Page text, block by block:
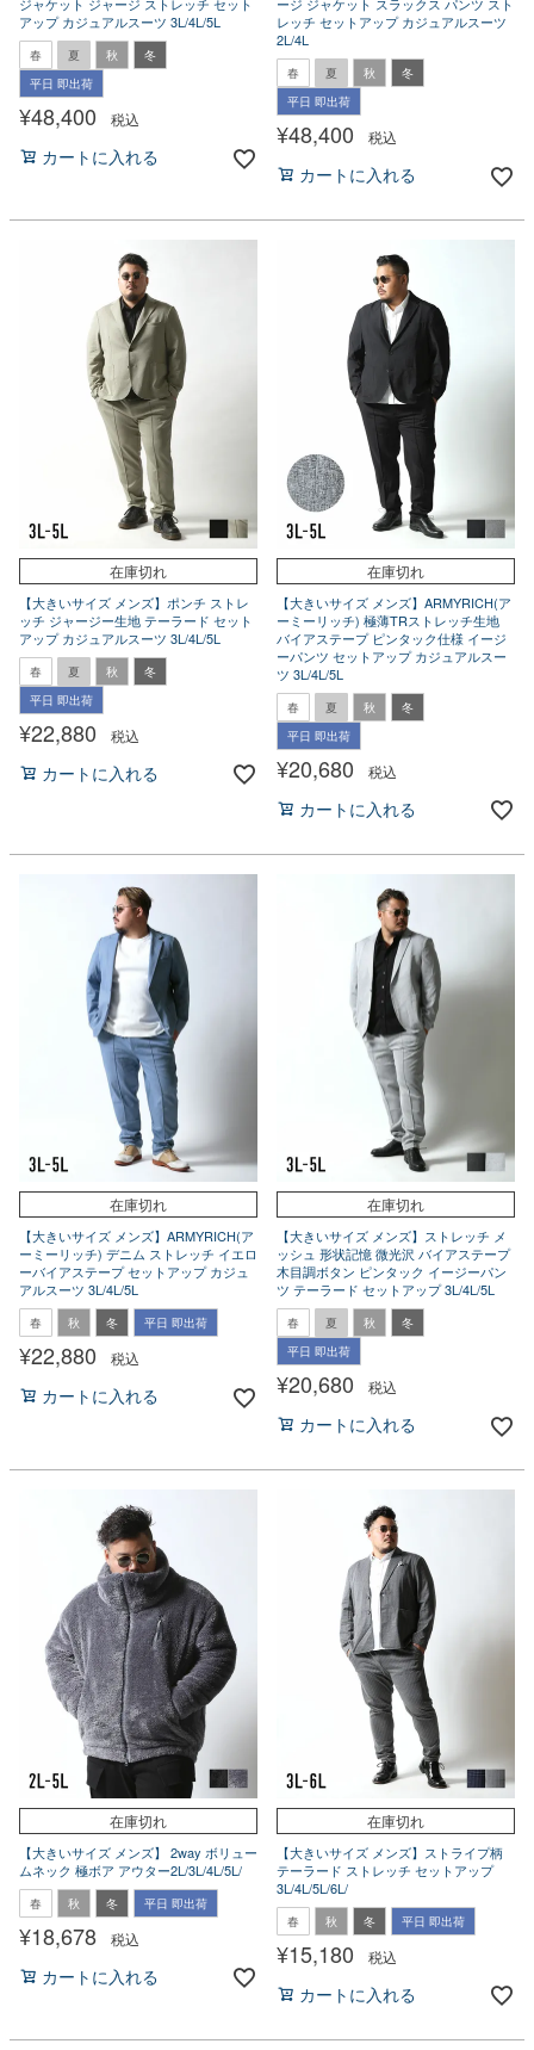
アップ カジュアルスーツ 3L/4L/5L
春 夏 秋
冬
平日 即出荷
¥48,400 税込
カートに入れる
レッチ セットアップ カジュアルスーツ
2L/4L
春 夏 秋
冬
平日 即出荷
¥48,400 税込
カートに入れる
在庫切れ
【大きいサイズ メンズ】ポンチ ストレ
ッチ ジャージー生地 テーラード セット
アップ カジュアルスーツ 3L/4L/5L
春 夏 秋
冬
平日 即出荷
¥22,880 税込
カートに入れる
在庫切れ
【大きいサイズ メンズ】ARMYRICH(ア
ーミーリッチ) 極薄TRストレッチ生地
バイアステープ ピンタック仕様 イージ
ーパンツ セットアップ カジュアルスー
ツ 3L/4L/5L
春 夏 秋
冬
平日 即出荷
¥20,680 税込
カートに入れる
在庫切れ
【大きいサイズ メンズ】ARMYRICH(ア
ーミーリッチ) デニム ストレッチ イエロ
ーバイアステープ セットアップ カジュ
アルスーツ 3L/4L/5L
春 秋 冬 平日 即出荷
¥22,880 税込
カートに入れる
在庫切れ
【大きいサイズ メンズ】ストレッチ メ
ッシュ 形状記憶 微光沢 バイアステープ
木目調ボタン ピンタック イージーパン
ツ テーラード セットアップ 3L/4L/5L
春 夏 秋
冬
平日 即出荷
¥20,680 税込
カートに入れる
在庫切れ
【大きいサイズ メンズ】 2way ボリュー
ムネック 極ボア アウター2L/3L/4L/5L/
春 秋 冬 平日 即出荷
¥18,678 税込
カートに入れる
在庫切れ
【大きいサイズ メンズ】ストライプ柄
テーラード ストレッチ セットアップ
3L/4L/5L/6L/
春 秋 冬 平日 即出荷
¥15,180 税込
カートに入れる